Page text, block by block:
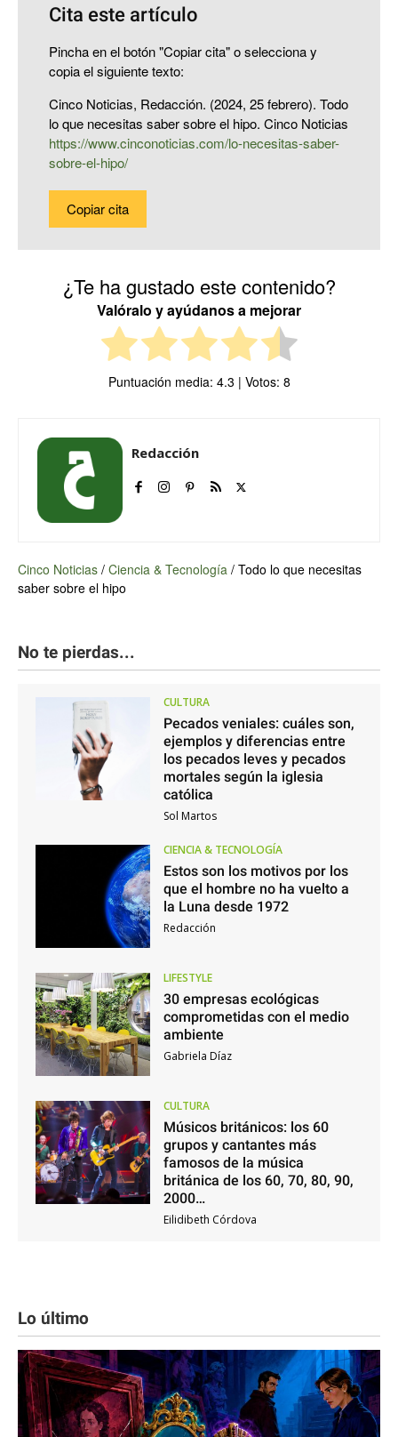
Cita este artículo
Pincha en el botón "Copiar cita" o selecciona y
copia el siguiente texto:
Cinco Noticias, Redacción. (2024, 25 febrero). Todo
lo que necesitas saber sobre el hipo. Cinco Noticias
https://www.cinconoticias.com/lo-necesitas-saber-
sobre-el-hipo/
Copiar cita
¿Te ha gustado este contenido?
Valóralo y ayúdanos a mejorar
Puntuación media: 4.3 | Votos: 8
Redacción
Cinco Noticias / Ciencia & Tecnología / Todo lo que necesitas
saber sobre el hipo
No te pierdas...
CULTURA
Pecados veniales: cuáles son,
ejemplos y diferencias entre
los pecados leves y pecados
mortales según la iglesia
católica
Sol Martos
CIENCIA & TECNOLOGÍA
Estos son los motivos por los
que el hombre no ha vuelto a
la Luna desde 1972
Redacción
LIFESTYLE
30 empresas ecológicas
comprometidas con el medio
ambiente
Gabriela Díaz
CULTURA
Músicos británicos: los 60
grupos y cantantes más
famosos de la música
británica de los 60, 70, 80, 90,
2000…
Eilidibeth Córdova
Lo último